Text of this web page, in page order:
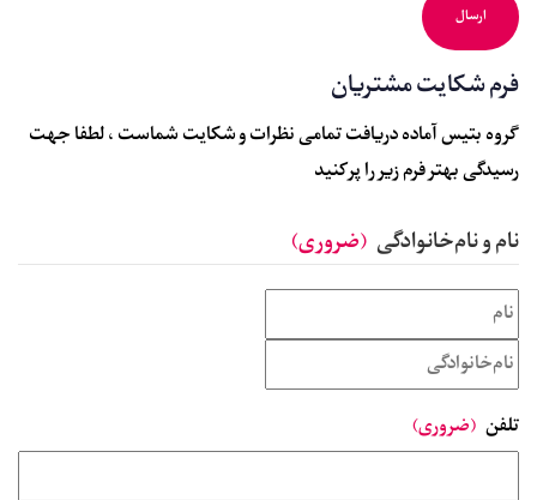
فرم شکایت مشتریان
گروه بتیس آماده دریافت تمامی نظرات و شکایت شماست ، لطفا جهت
رسیدگی بهتر فرم زیر را پر کنید
نام و نام‌خانوادگی (ضروری)
تلفن (ضروری)